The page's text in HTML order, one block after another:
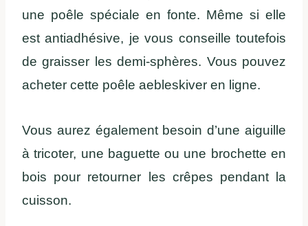
une poêle spéciale en fonte. Même si elle
est antiadhésive, je vous conseille toutefois
de graisser les demi-sphères. Vous pouvez
acheter cette poêle aebleskiver en ligne.
Vous aurez également besoin d’une aiguille
à tricoter, une baguette ou une brochette en
bois pour retourner les crêpes pendant la
cuisson.